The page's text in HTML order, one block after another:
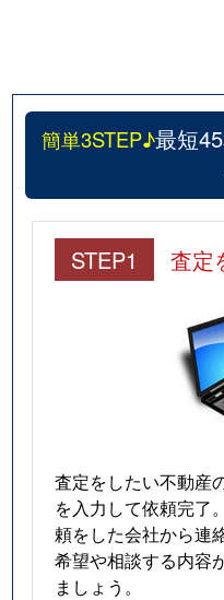
簡単3STEP♪最短
STEP1 査定
査定をしたい不動産
を入力して依頼完了
頼をした会社から連
希望や相談する内容
ましょう。